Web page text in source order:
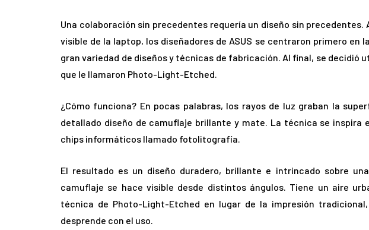
Una colaboración sin precedentes requería un diseño sin precedentes.
visible de la laptop, los diseñadores de ASUS se centraron primero en
gran variedad de diseños y técnicas de fabricación. Al final, se decidió
que le llamaron Photo-Light-Etched.
¿Cómo funciona? En pocas palabras, los rayos de luz graban la
detallado diseño de camuflaje brillante y mate. La técnica se inspira
chips informáticos llamado fotolitografía.
El resultado es un diseño duradero, brillante e intrincado sobre
camuflaje se hace visible desde distintos ángulos. Tiene un aire
técnica de Photo-Light-Etched en lugar de la impresión
desprende con el uso.